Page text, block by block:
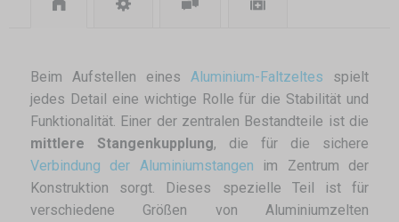
Beim Aufstellen eines Aluminium-Faltzeltes spielt
jedes Detail eine wichtige Rolle für die Stabilität und
Funktionalität. Einer der zentralen Bestandteile ist die
mittlere Stangenkupplung, die für die sichere
Verbindung der Aluminiumstangen im Zentrum der
Konstruktion sorgt. Dieses spezielle Teil ist für
verschiedene Größen von Aluminiumzelten